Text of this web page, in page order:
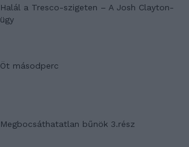
Halál a Tresco-szigeten – A Josh Clayton-
ügy
Öt másodperc
Megbocsáthatatlan bűnök 3.rész